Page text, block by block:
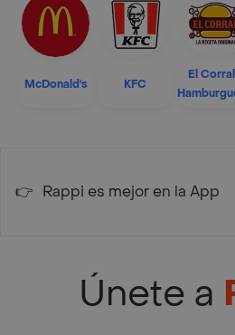
McDonald's KFC
El
👉 Rappi es mejor en la App
Únete a